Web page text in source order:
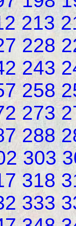
213
228
243
258
273
288
303
318
333